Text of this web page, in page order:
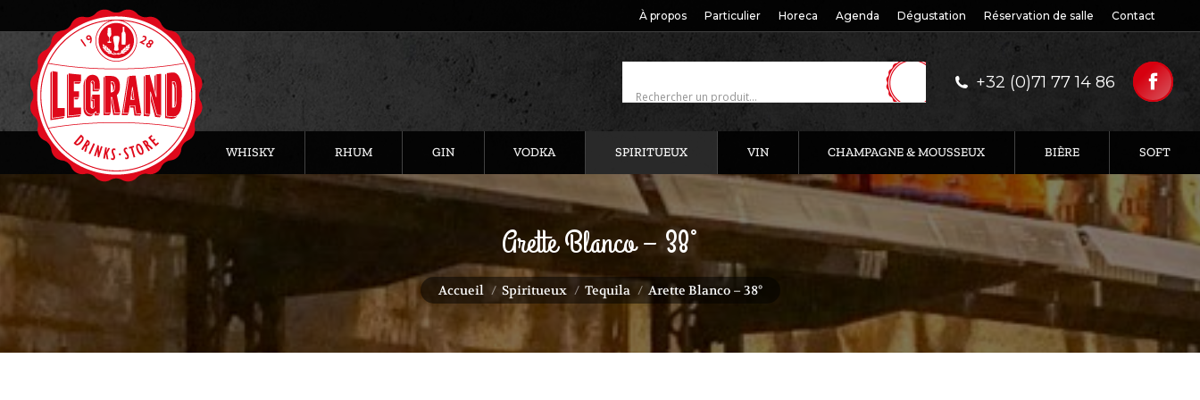
À propos Particulier Horeca Agenda Dégustation Réservation de salle Contact
+32 (0)71 77 14 86
WHISKY RHUM GIN VODKA SPIRITUEUX VIN CHAMPAGNE & MOUSSEUX BIÈRE SOFT
Arette Blanco – 38°
Vous êtes ici :
Accueil Spiritueux Tequila Arette Blanco – 38°